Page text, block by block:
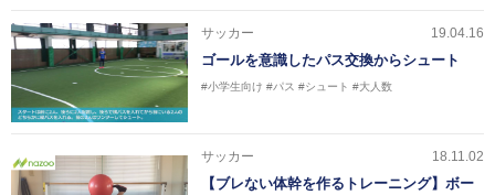
サッカー 19.04.16
ゴールを意識したパス交換からシュート
#小学生向け #パス #シュート #大人数
サッカー 18.11.02
【ブレない体幹を作るトレーニング】ボー